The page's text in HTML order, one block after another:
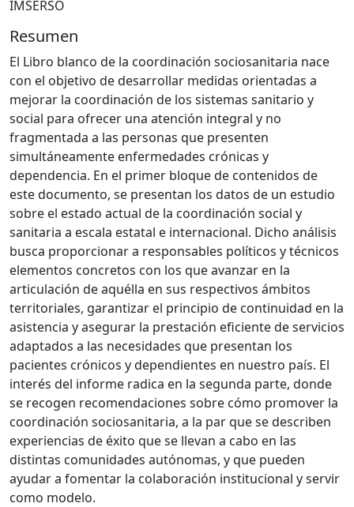
IMSERSO
Resumen
El Libro blanco de la coordinación sociosanitaria nace
con el objetivo de desarrollar medidas orientadas a
mejorar la coordinación de los sistemas sanitario y
social para ofrecer una atención integral y no
fragmentada a las personas que presenten
simultáneamente enfermedades crónicas y
dependencia. En el primer bloque de contenidos de
este documento, se presentan los datos de un estudio
sobre el estado actual de la coordinación social y
sanitaria a escala estatal e internacional. Dicho análisis
busca proporcionar a responsables políticos y técnicos
elementos concretos con los que avanzar en la
articulación de aquélla en sus respectivos ámbitos
territoriales, garantizar el principio de continuidad en la
asistencia y asegurar la prestación eficiente de servicios
adaptados a las necesidades que presentan los
pacientes crónicos y dependientes en nuestro país. El
interés del informe radica en la segunda parte, donde
se recogen recomendaciones sobre cómo promover la
coordinación sociosanitaria, a la par que se describen
experiencias de éxito que se llevan a cabo en las
distintas comunidades autónomas, y que pueden
ayudar a fomentar la colaboración institucional y servir
como modelo.